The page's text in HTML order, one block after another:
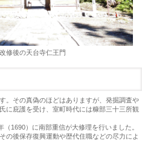
仁王門
。その真偽のほどはありますが、発掘調査や
に庇護を受け、室町時代には糠部三十三所観
1690）に南部重信が大修理を行いました。
の後保存復興運動や歴代住職などの尽力によ